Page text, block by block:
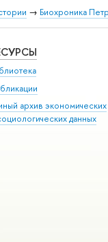
→ Биохроника
архив экономических
данных